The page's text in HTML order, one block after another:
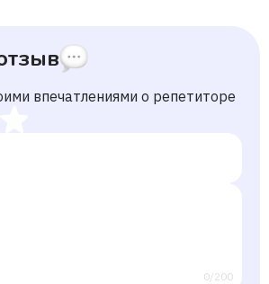
впечатлениями о репетиторе
0/200